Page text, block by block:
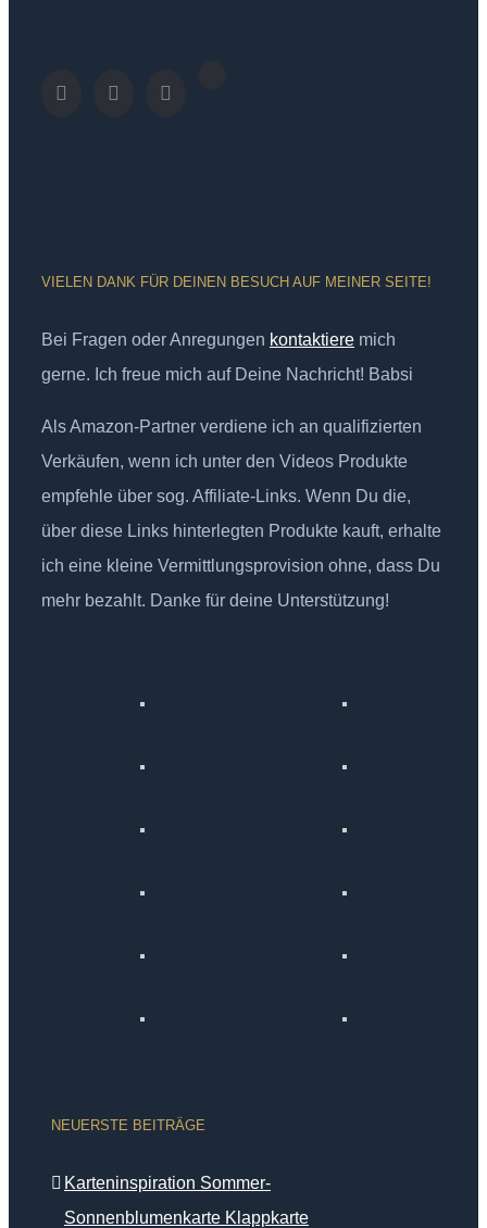
VIELEN DANK FÜR DEINEN BESUCH AUF MEINER SEITE!
Bei Fragen oder Anregungen kontaktiere mich
gerne. Ich freue mich auf Deine Nachricht! Babsi
Als Amazon-Partner verdiene ich an qualifizierten
Verkäufen, wenn ich unter den Videos Produkte
empfehle über sog. Affiliate-Links. Wenn Du die,
über diese Links hinterlegten Produkte kauft, erhalte
ich eine kleine Vermittlungsprovision ohne, dass Du
mehr bezahlt. Danke für deine Unterstützung!
NEUERSTE BEITRÄGE
Karteninspiration Sommer-
Sonnenblumenkarte Klappkarte